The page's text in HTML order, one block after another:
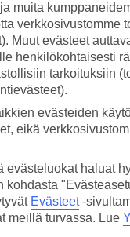
muita
verkkosivustomme
Muut evästeet
henkilökohtaisesti
tarkoituksiin
evästeiden
eikä
evästeluokat haluat
kohdasta
Evästeet-
meillä turvassa. Lue